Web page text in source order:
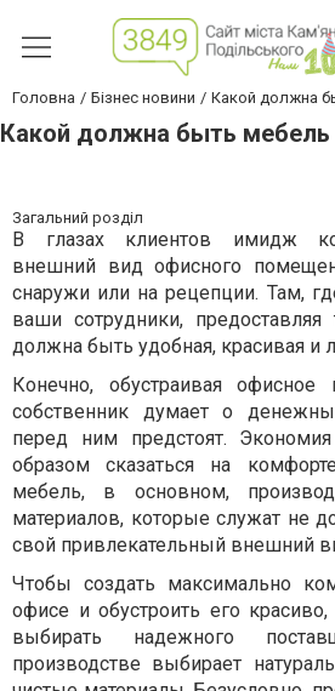
Головна Бізнес новини Какой должна
Какой должна быть
Загальний розділ
В глазах клиентов имидж
внешний вид офисного
снаружи или на рецепции. Там,
ваши сотрудники,
должна быть удобная, красивая и
Конечно, обустраивая
собственник думает о
перед ним предстоят.
образом сказаться на
мебель, в основном,
материалов, которые служат не
свой привлекательный внешний
Чтобы создать максимально
офисе и обустроить его красиво,
выбирать надежного
производстве выбирает